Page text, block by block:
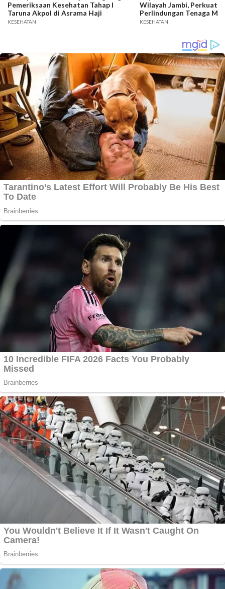
Pemeriksaan Kesehatan Tahap I
Taruna Akpol di Asrama Haji
KESEHATAN
Wilayah Jambi, Perkuat
Perlindungan Tenaga
Penegakan Hukum
KESEHATAN